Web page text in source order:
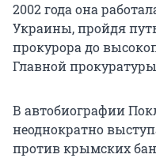
2002 года она
Украины, пройдя
прокурора до
Главной
В автобиографии
неоднократно
против крымских